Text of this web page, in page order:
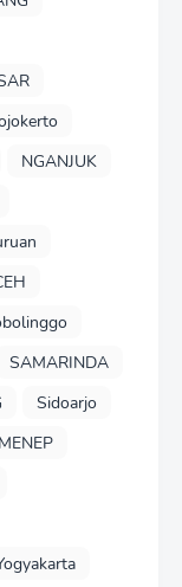
NGANJUK
SAMARINDA
Sidoarjo